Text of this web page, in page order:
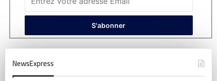
NewsExpress